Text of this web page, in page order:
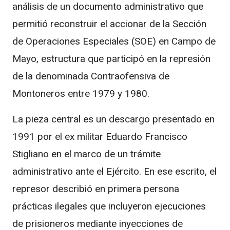
análisis de un documento administrativo que
permitió reconstruir el accionar de la Sección
de Operaciones Especiales (SOE) en Campo de
Mayo, estructura que participó en la represión
de la denominada Contraofensiva de
Montoneros entre 1979 y 1980.
La pieza central es un descargo presentado en
1991 por el ex militar Eduardo Francisco
Stigliano en el marco de un trámite
administrativo ante el Ejército. En ese escrito, el
represor describió en primera persona
prácticas ilegales que incluyeron ejecuciones
de prisioneros mediante inyecciones de